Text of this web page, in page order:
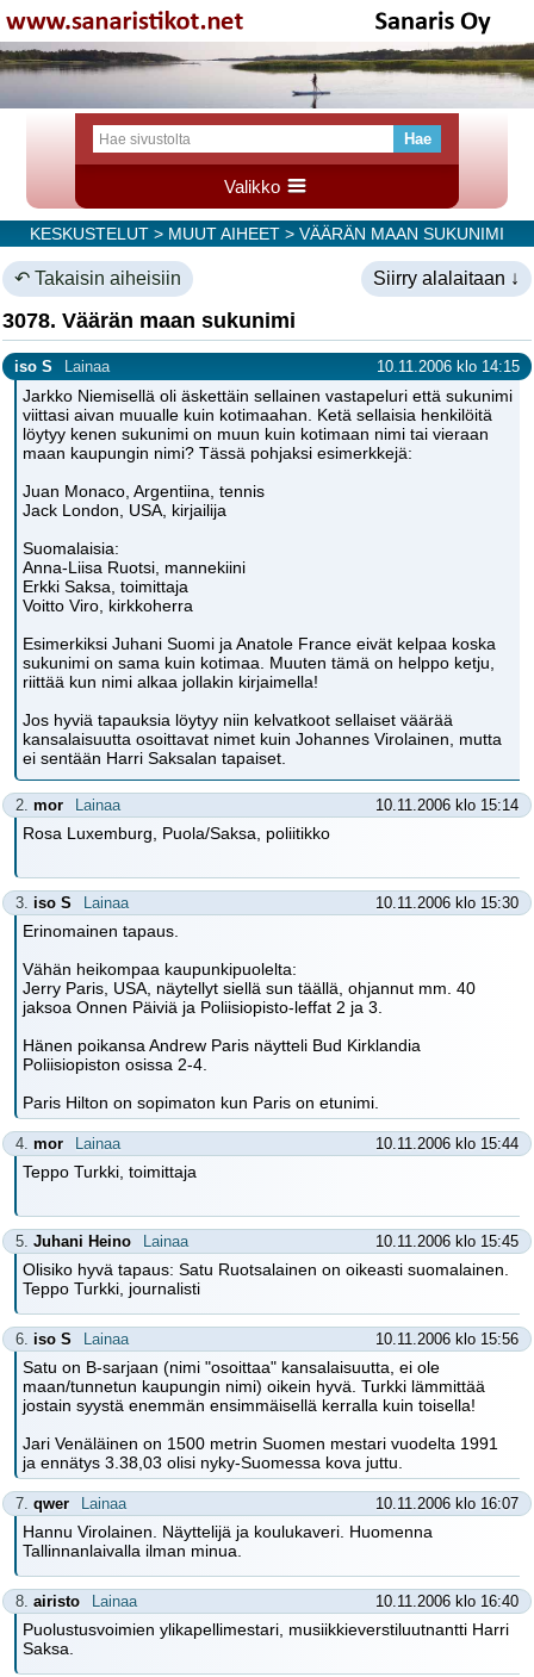
Valikko
KESKUSTELUT > MUUT AIHEET > VÄÄRÄN MAAN SUKUNIMI
↶ Takaisin aiheisiin Siirry alalaitaan ↓
3078. Väärän maan sukunimi
iso S Lainaa 10.11.2006 klo 14:15
Jarkko Niemisellä oli äskettäin sellainen vastapeluri että sukunimi
viittasi aivan muualle kuin kotimaahan. Ketä sellaisia henkilöitä
löytyy kenen sukunimi on muun kuin kotimaan nimi tai vieraan
maan kaupungin nimi? Tässä pohjaksi esimerkkejä:
Juan Monaco, Argentiina, tennis
Jack London, USA, kirjailija
Suomalaisia:
Anna-Liisa Ruotsi, mannekiini
Erkki Saksa, toimittaja
Voitto Viro, kirkkoherra
Esimerkiksi Juhani Suomi ja Anatole France eivät kelpaa koska
sukunimi on sama kuin kotimaa. Muuten tämä on helppo ketju,
riittää kun nimi alkaa jollakin kirjaimella!
Jos hyviä tapauksia löytyy niin kelvatkoot sellaiset väärää
kansalaisuutta osoittavat nimet kuin Johannes Virolainen, mutta
ei sentään Harri Saksalan tapaiset.
2. mor Lainaa 10.11.2006 klo 15:14
Rosa Luxemburg, Puola/Saksa, poliitikko
3. iso S Lainaa 10.11.2006 klo 15:30
Erinomainen tapaus.
Vähän heikompaa kaupunkipuolelta:
Jerry Paris, USA, näytellyt siellä sun täällä, ohjannut mm. 40
jaksoa Onnen Päiviä ja Poliisiopisto-leffat 2 ja 3.
Hänen poikansa Andrew Paris näytteli Bud Kirklandia
Poliisiopiston osissa 2-4.
Paris Hilton on sopimaton kun Paris on etunimi.
4. mor Lainaa 10.11.2006 klo 15:44
Teppo Turkki, toimittaja
5. Juhani Heino Lainaa 10.11.2006 klo 15:45
Olisiko hyvä tapaus: Satu Ruotsalainen on oikeasti suomalainen.
Teppo Turkki, journalisti
6. iso S Lainaa 10.11.2006 klo 15:56
Satu on B-sarjaan (nimi "osoittaa" kansalaisuutta, ei ole
maan/tunnetun kaupungin nimi) oikein hyvä. Turkki lämmittää
jostain syystä enemmän ensimmäisellä kerralla kuin toisella!
Jari Venäläinen on 1500 metrin Suomen mestari vuodelta 1991
ja ennätys 3.38,03 olisi nyky-Suomessa kova juttu.
7. qwer Lainaa 10.11.2006 klo 16:07
Hannu Virolainen. Näyttelijä ja koulukaveri. Huomenna
Tallinnanlaivalla ilman minua.
8. airisto Lainaa 10.11.2006 klo 16:40
Puolustusvoimien ylikapellimestari, musiikkieverstiluutnantti Harri
Saksa.